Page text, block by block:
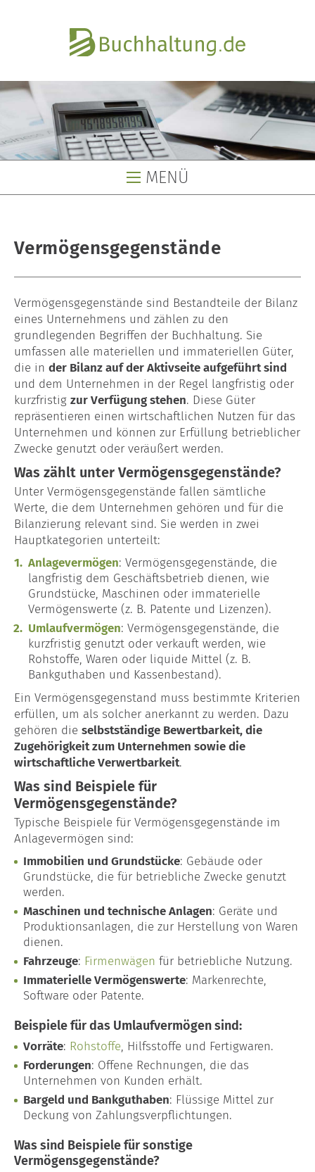
Buchhaltungsservice
Buchhaltungsbüro
Lohnbüro
Lohn- & Gehaltsabrechnung
Baulohn
Garten- & Landschaftsbau
Maler & Lackierer
Dachdecker
Unternehmensberatung
Gründungsberatung
Kontakt
Glossar
Blog
MENÜ
Vermögensgegenstände
Vermögensgegenstände sind Bestandteile der Bilanz
eines Unternehmens und zählen zu den
grundlegenden Begriffen der Buchhaltung. Sie
umfassen alle materiellen und immateriellen Güter,
die in der Bilanz auf der Aktivseite aufgeführt sind
und dem Unternehmen in der Regel langfristig oder
kurzfristig zur Verfügung stehen. Diese Güter
repräsentieren einen wirtschaftlichen Nutzen für das
Unternehmen und können zur Erfüllung betrieblicher
Zwecke genutzt oder veräußert werden.
Was zählt unter Vermögensgegenstände?
Unter Vermögensgegenstände fallen sämtliche
Werte, die dem Unternehmen gehören und für die
Bilanzierung relevant sind. Sie werden in zwei
Hauptkategorien unterteilt:
Anlagevermögen: Vermögensgegenstände, die
langfristig dem Geschäftsbetrieb dienen, wie
Grundstücke, Maschinen oder immaterielle
Vermögenswerte (z. B. Patente und Lizenzen).
Umlaufvermögen: Vermögensgegenstände, die
kurzfristig genutzt oder verkauft werden, wie
Rohstoffe, Waren oder liquide Mittel (z. B.
Bankguthaben und Kassenbestand).
Ein Vermögensgegenstand muss bestimmte Kriterien
erfüllen, um als solcher anerkannt zu werden. Dazu
gehören die selbstständige Bewertbarkeit, die
Zugehörigkeit zum Unternehmen sowie die
wirtschaftliche Verwertbarkeit.
Was sind Beispiele für
Vermögensgegenstände?
Typische Beispiele für Vermögensgegenstände im
Anlagevermögen sind:
Immobilien und Grundstücke: Gebäude oder
Grundstücke, die für betriebliche Zwecke genutzt
werden.
Maschinen und technische Anlagen: Geräte und
Produktionsanlagen, die zur Herstellung von Waren
dienen.
Fahrzeuge: Firmenwägen für betriebliche Nutzung.
Immaterielle Vermögenswerte: Markenrechte,
Software oder Patente.
Beispiele für das Umlaufvermögen sind:
Vorräte: Rohstoffe, Hilfsstoffe und Fertigwaren.
Forderungen: Offene Rechnungen, die das
Unternehmen von Kunden erhält.
Bargeld und Bankguthaben: Flüssige Mittel zur
Deckung von Zahlungsverpflichtungen.
Was sind Beispiele für sonstige
Vermögensgegenstände?